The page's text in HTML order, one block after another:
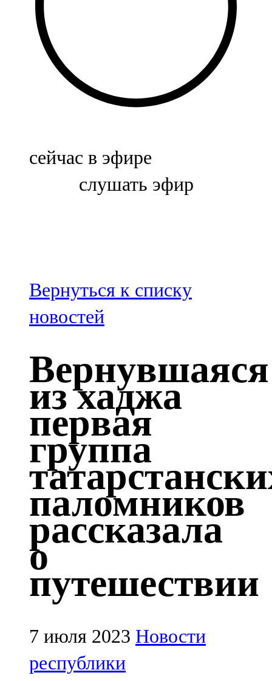
104,9 FM
Баулы
107,5 FM
Биләр
Болгар
100,3 FM
Зәй
106,6 FM
Кадыбаш
105,2 FM
Казан
91,5 FM
Кайбыч
106,1 FM
Кама тамагы
71,51 FM
Кукмара
107,9 FM
Лениногорский
102,1 FM
сейчас в эфире
слушать эфир
Вернуться к списку
новостей
Вернувшаяся
из хаджа
первая
группа
паломников
рассказала
о
путешествии
7 июля 2023 Новости
республики